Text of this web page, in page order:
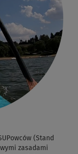
(Stand
zasadami